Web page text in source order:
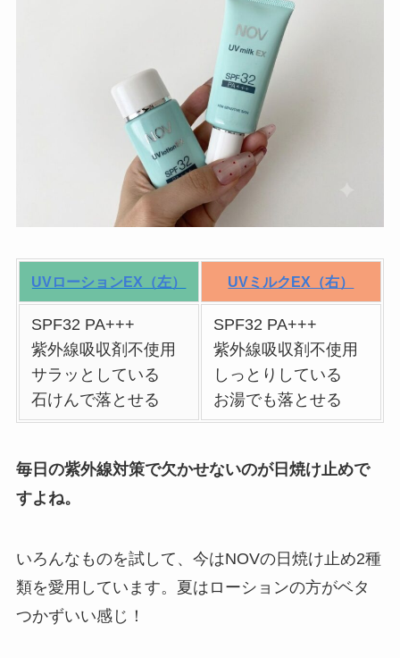
UVローションEX（左） UVミルクEX（右）
SPF32 PA+++
紫外線吸収剤不使用
サラッとしている
石けんで落とせる
SPF32 PA+++
紫外線吸収剤不使用
しっとりしている
お湯でも落とせる
毎日の紫外線対策で欠かせないのが日焼け止めで
すよね。
いろんなものを試して、今はNOVの日焼け止め2種
類を愛用しています。夏はローションの方がベタ
つかずいい感じ！